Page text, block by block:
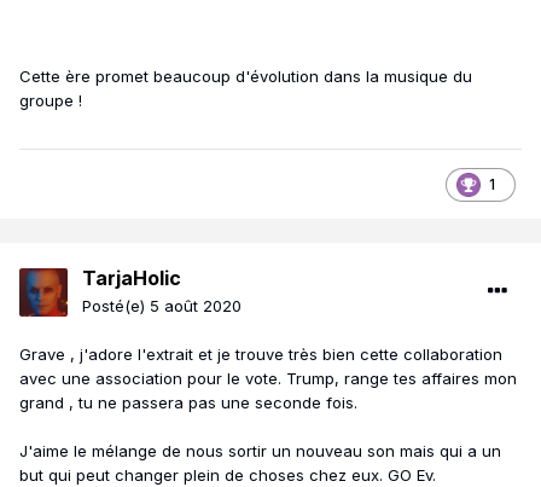
Cette ère promet beaucoup d'évolution dans la musique du
groupe !
1
TarjaHolic
Posté(e) 5 août 2020
Grave , j'adore l'extrait et je trouve très bien cette collaboration
avec une association pour le vote. Trump, range tes affaires mon
grand , tu ne passera pas une seconde fois.
J'aime le mélange de nous sortir un nouveau son mais qui a un
but qui peut changer plein de choses chez eux. GO Ev.